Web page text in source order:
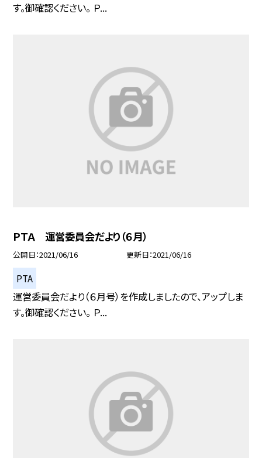
す。御確認ください。 Ｐ...
ＰＴＡ 運営委員会だより（６月）
公開日 2021/06/16 更新日 2021/06/16
PTA
運営委員会だより（６月号）を作成しましたので、アップしま
す。御確認ください。 Ｐ...